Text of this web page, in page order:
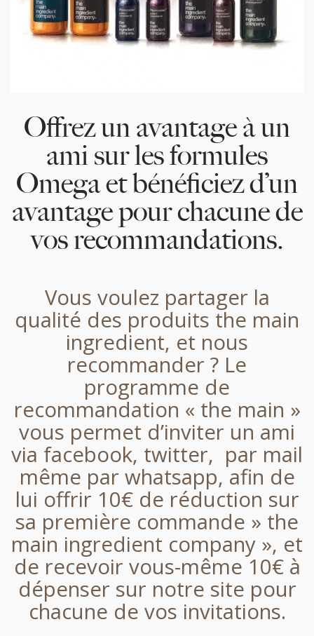
Offrez un avantage à un
ami sur les formules
Omega et bénéficiez d’un
avantage pour chacune de
vos recommandations.
Vous voulez partager la
qualité des produits the main
ingredient, et nous
recommander ? Le
programme de
recommandation « the main »
vous permet d’inviter un ami
via facebook, twitter, par mail
même par whatsapp, afin de
lui offrir 10€ de réduction sur
sa première commande » the
main ingredient company », et
de recevoir vous-même 10€ à
dépenser sur notre site pour
chacune de vos invitations.